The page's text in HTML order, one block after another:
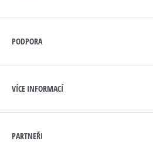
PODPORA
VÍCE INFORMACÍ
PARTNEŘI